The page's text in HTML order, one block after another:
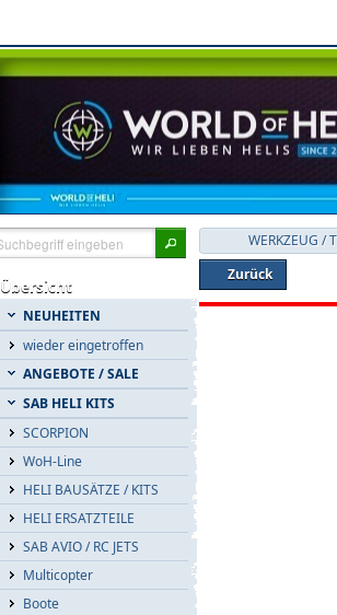
Übersicht
NEUHEITEN
wieder eingetroffen
ANGEBOTE / SALE
SAB HELI KITS
SCORPION
WoH-Line
HELI BAUSÄTZE / KITS
HELI ERSATZTEILE
SAB AVIO / RC JETS
Multicopter
Boote
WERKZEUG /
Zurück